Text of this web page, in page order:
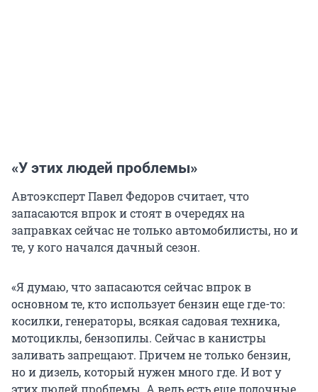
«У этих людей проблемы»
Автоэксперт Павел Федоров считает, что
запасаются впрок и стоят в очередях на
заправках сейчас не только автомобилисты, но и
те, у кого начался дачный сезон.
«Я думаю, что запасаются сейчас впрок в
основном те, кто использует бензин еще где-то:
косилки, генераторы, всякая садовая техника,
мотоциклы, бензопилы. Сейчас в канистры
заливать запрещают. Причем не только бензин,
но и дизель, который нужен много где. И вот у
этих людей проблемы. А ведь есть еще лодочные